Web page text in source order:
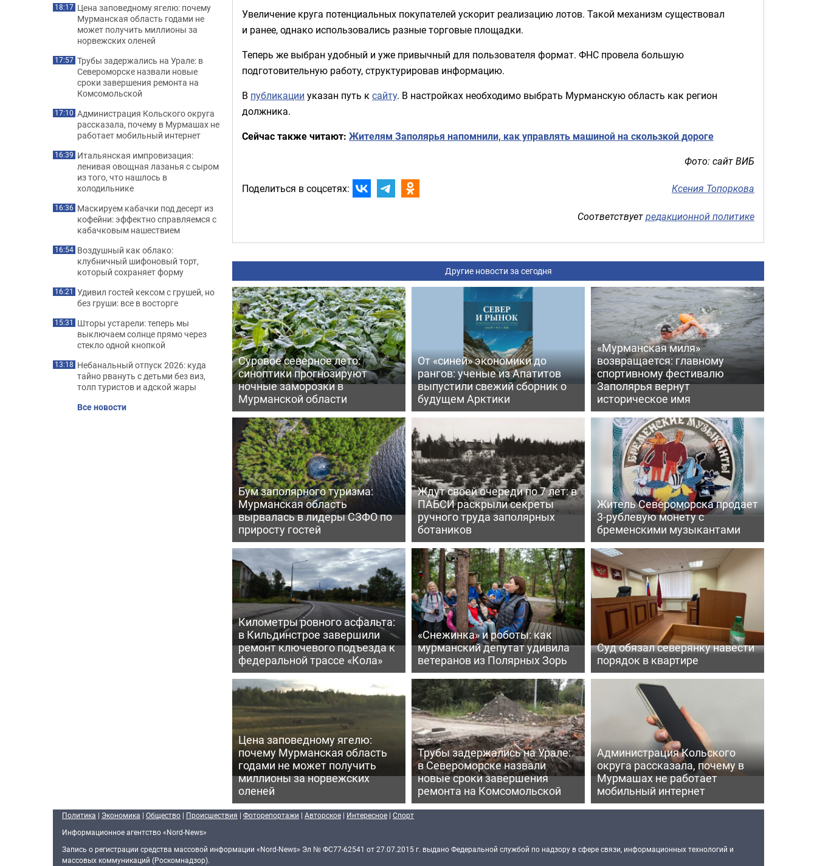
Увеличение круга потенциальных покупателей ускорит реализацию лотов. Такой механизм существовал
и ранее, однако использовались разные торговые площадки.
Теперь же выбран удобный и уже привычный для пользователя формат. ФНС провела большую
подготовительную работу, структурировав информацию.
В публикации указан путь ксайту. В настройках необходимо выбрать Мурманскую область как регион
должника.
Сейчас также читают: Жителям Заполярья напомнили, как управлять машиной на скользкой дороге
Фото: сайт ВИБ
Поделиться в соцсетях: Ксения Топоркова
Соответствуетредакционной политике
Другие новости за сегодня
Суровое северное лето:
синоптики прогнозируют
ночные заморозки в
Мурманской области
От «синей» экономики до
рангов: ученые из Апатитов
выпустили свежий сборник о
будущем Арктики
«Мурманская миля»
возвращается: главному
спортивному фестивалю
Заполярья вернут
историческое имя
Бум заполярного туризма:
Мурманская область
вырвалась в лидеры СЗФО по
приросту гостей
Ждут своей очереди по 7 лет: в
ПАБСИ раскрыли секреты
ручного труда заполярных
ботаников
Житель Североморска продает
3-рублевую монету с
бременскими музыкантами
Километры ровного асфальта:
в Кильдинстрое завершили
ремонт ключевого подъезда к
федеральной трассе «Кола»
«Снежинка» и роботы: как
мурманский депутат удивила
ветеранов из Полярных Зорь
Суд обязал северянку навести
порядок в квартире
Цена заповедному ягелю:
почему Мурманская область
годами не может получить
миллионы за норвежских
оленей
Трубы задержались на Урале:
в Североморске назвали
новые сроки завершения
ремонта на Комсомольской
Администрация Кольского
округа рассказала, почему в
Мурмашах не работает
мобильный интернет
18:17 Цена заповедному ягелю: почему
Мурманская область годами не
может получить миллионы за
норвежских оленей
17:57 Трубы задержались на Урале: в
Североморске назвали новые
сроки завершения ремонта на
Комсомольской
17:10 Администрация Кольского округа
рассказала, почему в Мурмашах не
работает мобильный интернет
16:39 Итальянская импровизация:
ленивая овощная лазанья с сыром
из того, что нашлось в
холодильнике
16:36 Маскируем кабачки под десерт из
кофейни: эффектно справляемся с
кабачковым нашествием
16:54 Воздушный как облако:
клубничный шифоновый торт,
который сохраняет форму
16:21 Удивил гостей кексом с грушей, но
без груши: все в восторге
15:31 Шторы устарели: теперь мы
выключаем солнце прямо через
стекло одной кнопкой
13:18 Небанальный отпуск 2026: куда
тайно рвануть с детьми без виз,
толп туристов и адской жары
Все новости
Политика | Экономика | Общество | Происшествия | Фоторепортажи | Авторское | Интересное | Спорт
Информационное агентство «Nord-News»
Запись о регистрации средства массовой информации «Nord-News» Эл № ФС77-62541 от 27.07.2015 г. выдано Федеральной службой по надзору в сфере связи, информационных технологий и
массовых коммуникаций (Роскомнадзор).